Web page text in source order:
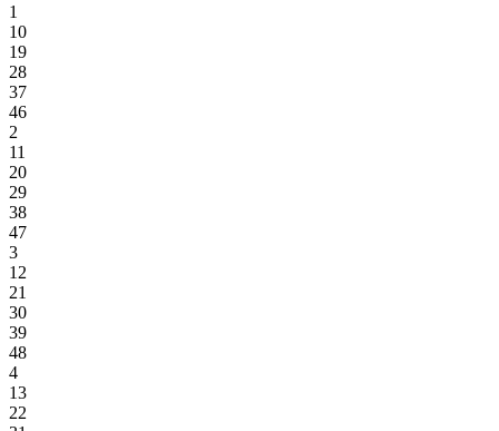
1
10
19
28
37
46
2
11
20
29
38
47
3
12
21
30
39
48
4
13
22